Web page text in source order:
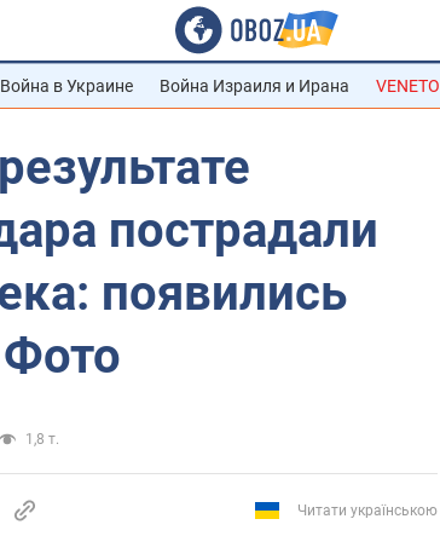
Война в Украине Война Израиля и Ирана VENETO
пострадали
появились
1,8 т.
Читати українською